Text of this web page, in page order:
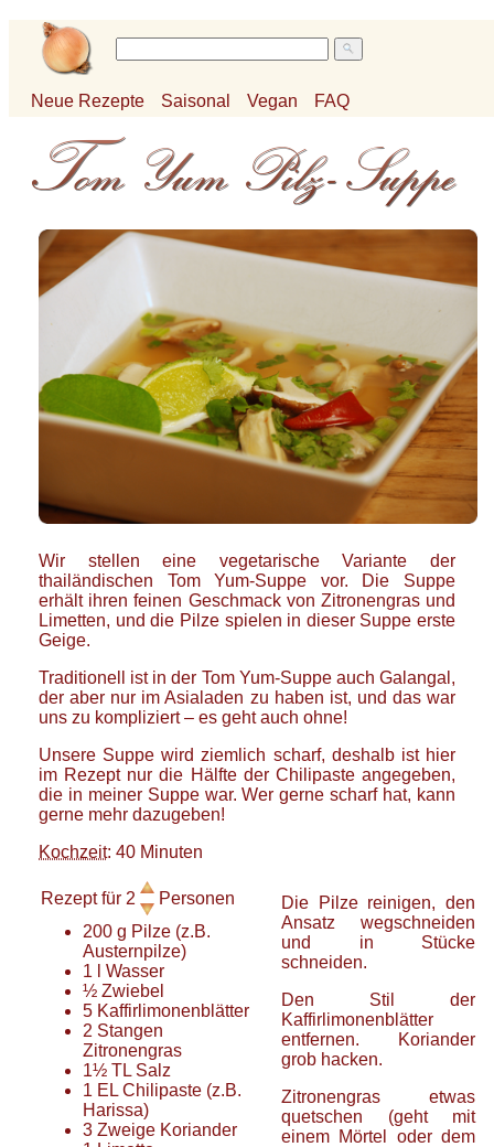
Neue Rezepte Saisonal Vegan FAQ
Wir stellen eine vegetarische Variante der
thailändischen Tom Yum-Suppe vor. Die Suppe
erhält ihren feinen Geschmack von Zitronengras und
Limetten, und die Pilze spielen in dieser Suppe erste
Geige.
Traditionell ist in der Tom Yum-Suppe auch Galangal,
der aber nur im Asialaden zu haben ist, und das war
uns zu kompliziert – es geht auch ohne!
Unsere Suppe wird ziemlich scharf, deshalb ist hier
im Rezept nur die Hälfte der Chilipaste angegeben,
die in meiner Suppe war. Wer gerne scharf hat, kann
gerne mehr dazugeben!
Kochzeit: 40 Minuten
Rezept für 2
Personen
200 g Pilze (z.B.
Austernpilze)
1
Wasser
½ Zwiebel
5 Kaffirlimonenblätter
2 Stangen
Zitronengras
1½ TL Salz
1 EL Chilipaste (z.B.
Harissa)
3 Zweige Koriander
Die Pilze reinigen, den
Ansatz wegschneiden
und in Stücke
schneiden.
Den Stil der
Kaffirlimonenblätter
entfernen. Koriander
grob hacken.
Zitronengras etwas
quetschen (geht mit
einem Mörtel oder dem